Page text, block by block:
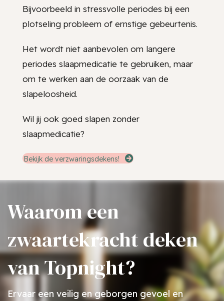
Bijvoorbeeld in stressvolle periodes bij een
plotseling probleem of ernstige gebeurtenis.
Het wordt niet aanbevolen om langere
periodes slaapmedicatie te gebruiken, maar
om te werken aan de oorzaak van de
slapeloosheid.
Wil jij ook goed slapen zonder
slaapmedicatie?
Bekijk de verzwaringsdekens!
Waarom een
zwaartekracht deken
van Topnight?
Ervaar een veilig en geborgen gevoel en